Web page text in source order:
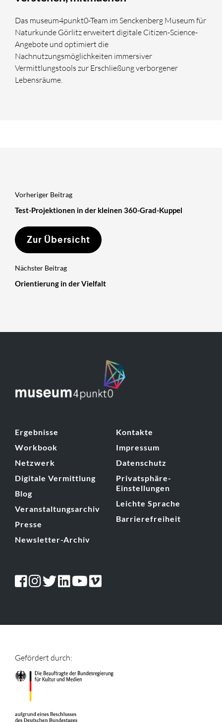
Das museum4punkt0-Team im Senckenberg Museum für
Naturkunde Görlitz erweitert digitale Citizen-Science-
Angebote und optimiert die
Nachnutzungsmöglichkeiten immersiver
Vermittlungstools zur Erschließung verborgener
Lebensräume.
Vorheriger Beitrag
Test-Projektionen in der kleinen 360-Grad-Kuppel
Zur Übersicht
Nächster Beitrag
Orientierung in der Vielfalt
Ergebnisse
Workbook
Netzwerk
Digitale Vermittlung
Blog
Veranstaltungsarchiv
Presse
Newsletter-Archiv
Kontakte
Impressum
Datenschutz
Privatsphäre-
Einstellungen
Leichte Sprache
Barrierefreiheit
Gefördert durch: